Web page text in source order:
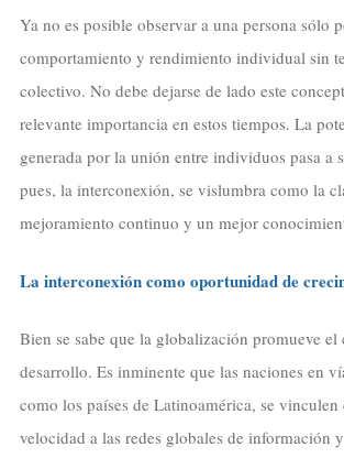
Ya no es posible observar a una persona sólo
comportamiento y rendimiento individual sin
colectivo. No debe dejarse de lado este
relevante importancia en estos tiempos. La
generada por la unión entre individuos pasa a
pues, la interconexión, se vislumbra como la
mejoramiento continuo y un mejor
La interconexión como oportunidad de
Bien se sabe que la globalización promueve
desarrollo. Es inminente que las naciones en
como los países de Latinoamérica, se
velocidad a las redes globales de información